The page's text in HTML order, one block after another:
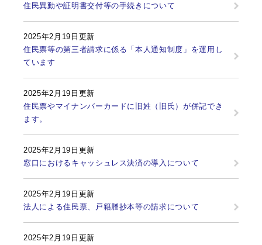
住民異動や証明書交付等の手続きについて
2025年2月19日更新
住民票等の第三者請求に係る「本人通知制度」を運用し
ています
2025年2月19日更新
住民票やマイナンバーカードに旧姓（旧氏）が併記でき
ます。
2025年2月19日更新
窓口におけるキャッシュレス決済の導入について
2025年2月19日更新
法人による住民票、戸籍謄抄本等の請求について
2025年2月19日更新